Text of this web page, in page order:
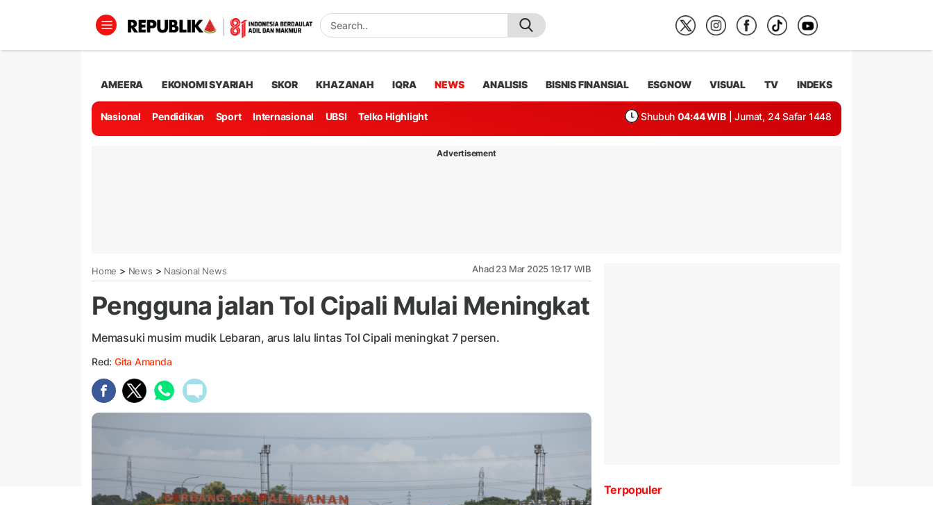
AMEERA EKONOMI SYARIAH SKOR KHAZANAH IQRA NEWS ANALISIS BISNIS FINANSIAL ESGNOW VISUAL TV INDEKS
Nasional Pendidikan Sport Internasional UBSI Telko Highlight Shubuh 04:44 WIB | Jumat, 24 Safar 1448
Advertisement
Home > News > Nasional News Ahad 23 Mar 2025 19:17 WIB
Pengguna jalan Tol Cipali Mulai Meningkat
Memasuki musim mudik Lebaran, arus lalu lintas Tol Cipali meningkat 7 persen.
Red: Gita Amanda
Terpopuler